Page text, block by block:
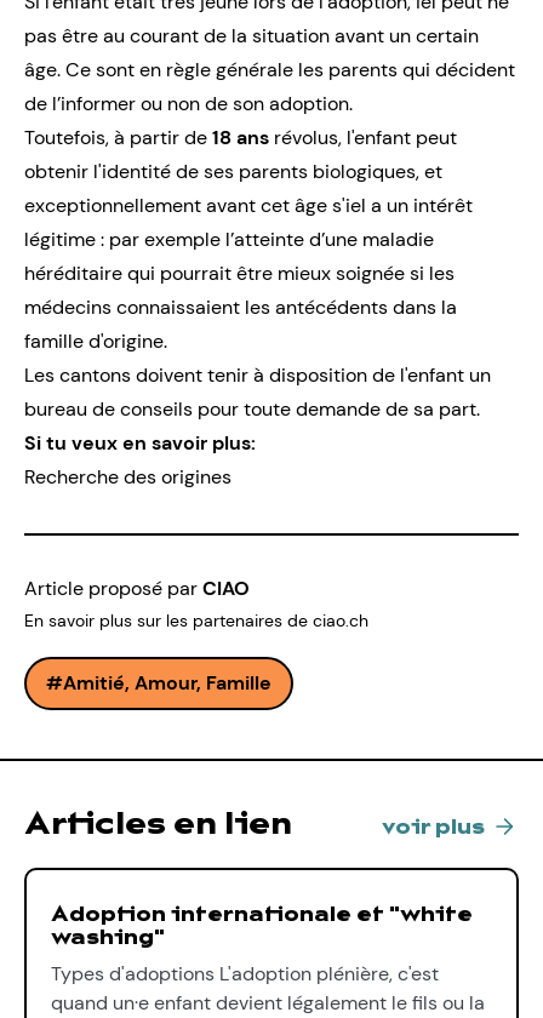
pas être au courant de la situation avant un certain
âge. Ce sont en règle générale les parents qui décident
de l’informer ou non de son adoption.
Toutefois, à partir de18 ans révolus, l'enfant peut
obtenir l'identité de ses parents biologiques, et
exceptionnellement avant cet âge s'iel a un intérêt
légitime : par exemple l’atteinte d’une maladie
héréditaire qui pourrait être mieux soignée si les
médecins connaissaient les antécédents dans la
famille d'origine.
Les cantons doivent tenir à disposition de l'enfant un
bureau de conseils pour toute demande de sa part.
Si tu veux en savoir plus:
Recherche des origines
Article proposé parCIAO
En savoir plus sur les partenaires de ciao.ch
Amitié, Amour, Famille
Articles en lien voir plus
Adoption internationale et "white
washing"
Types d'adoptions L'adoption plénière, c'est
quand un·e enfant devient légalement le fils ou la